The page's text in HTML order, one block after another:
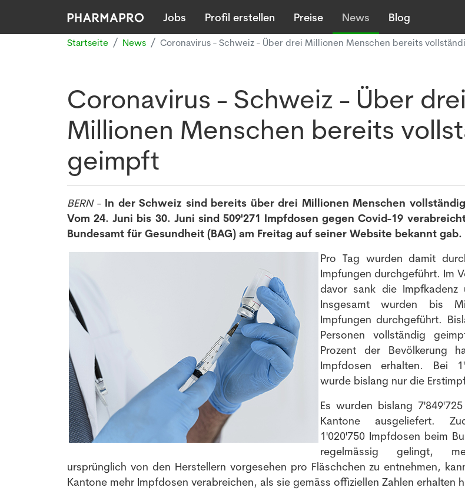
Jobs Profil erstellen Preise News Blog
Startseite News Coronavirus - Schweiz - Über drei Millionen Menschen bereits
Coronavirus - Schweiz - Über drei
Millionen Menschen bereits
geimpft
BERN- In der Schweiz sind bereits über drei Millionen Menschen
Vom 24. Juni bis 30. Juni sind 509'271 Impfdosen gegen Covid-19
Bundesamt für Gesundheit (BAG) am Freitag auf seiner Website bekannt gab.
Pro Tag wurden damit
Impfungen durchgeführt. Im
davor sank die Impfkadenz
Insgesamt wurden bis
Impfungen durchgeführt.
Personen vollständig
Prozent der Bevölkerung
Impfdosen erhalten. Bei
wurde bislang nur die
Es wurden bislang
Kantone ausgeliefert.
1'020'750 Impfdosen beim
regelmässig gelingt,
ursprünglich von den Herstellern vorgesehen pro Fläschchen zu entnehmen,
Kantone mehr Impfdosen verabreichen, als sie gemäss offiziellen Zahlen erhalten